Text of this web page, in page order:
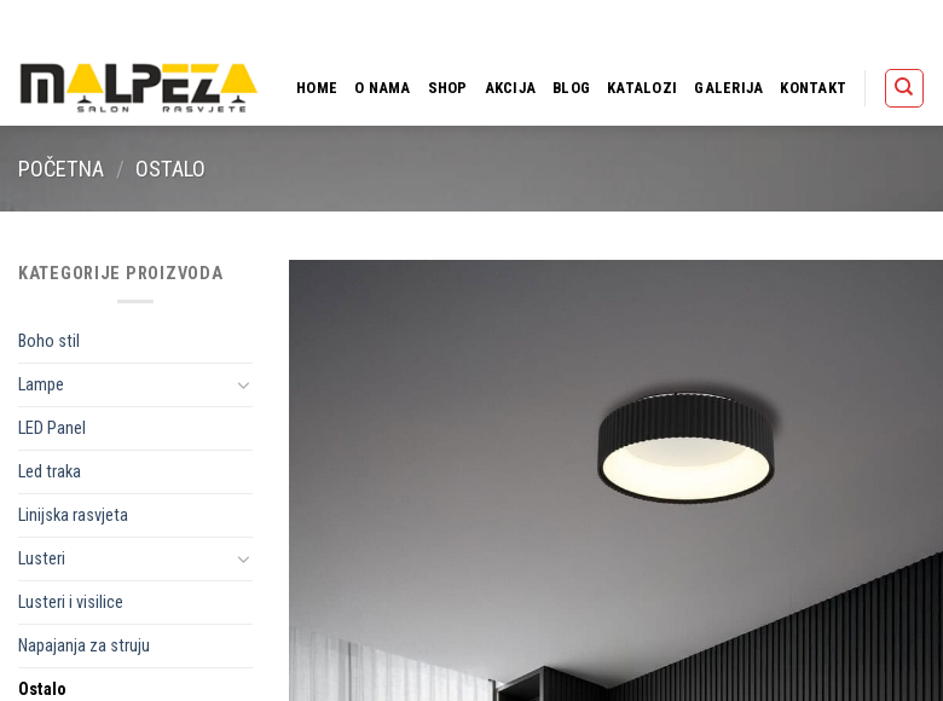
content
HOME O NAMA SHOP AKCIJA BLOG KATALOZI GALERIJA KONTAKT
POČETNA / OSTALO
KATEGORIJE PROIZVODA
Boho stil
Lampe
LED Panel
Led traka
Linijska rasvjeta
Lusteri
Lusteri i visilice
Napajanja za struju
Ostalo